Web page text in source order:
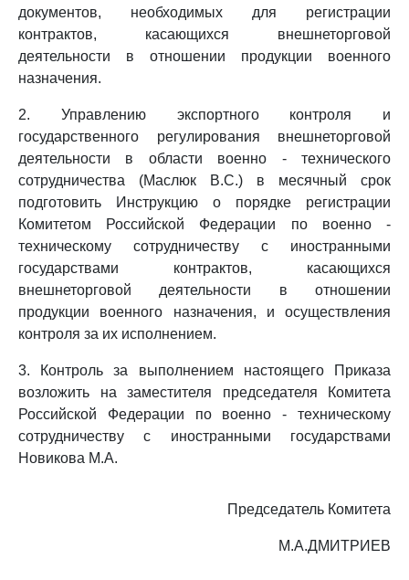
документов, необходимых для регистрации
контрактов, касающихся внешнеторговой
деятельности в отношении продукции военного
назначения.
2. Управлению экспортного контроля и
государственного регулирования внешнеторговой
деятельности в области военно - технического
сотрудничества (Маслюк В.С.) в месячный срок
подготовить Инструкцию о порядке регистрации
Комитетом Российской Федерации по военно -
техническому сотрудничеству с иностранными
государствами контрактов, касающихся
внешнеторговой деятельности в отношении
продукции военного назначения, и осуществления
контроля за их исполнением.
3. Контроль за выполнением настоящего Приказа
возложить на заместителя председателя Комитета
Российской Федерации по военно - техническому
сотрудничеству с иностранными государствами
Новикова М.А.
Председатель Комитета
М.А.ДМИТРИЕВ